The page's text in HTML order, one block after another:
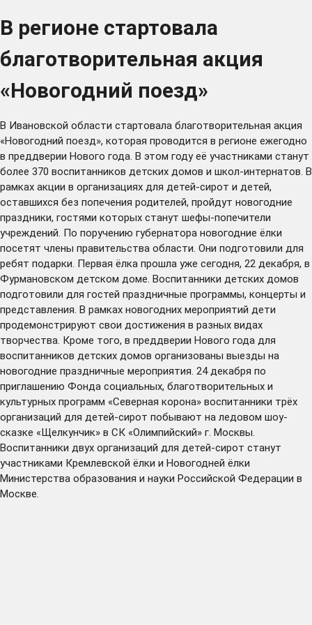
В регионе стартовала
благотворительная акция
«Новогодний поезд»
В Ивановской области стартовала благотворительная акция
«Новогодний поезд», которая проводится в регионе ежегодно
в преддверии Нового года. В этом году её участниками станут
более 370 воспитанников детских домов и школ-интернатов. В
рамках акции в организациях для детей-сирот и детей,
оставшихся без попечения родителей, пройдут новогодние
праздники, гостями которых станут шефы-попечители
учреждений. По поручению губернатора новогодние ёлки
посетят члены правительства области. Они подготовили для
ребят подарки. Первая ёлка прошла уже сегодня, 22 декабря, в
Фурмановском детском доме. Воспитанники детских домов
подготовили для гостей праздничные программы, концерты и
представления. В рамках новогодних мероприятий дети
продемонстрируют свои достижения в разных видах
творчества. Кроме того, в преддверии Нового года для
воспитанников детских домов организованы выезды на
новогодние праздничные мероприятия. 24 декабря по
приглашению Фонда социальных, благотворительных и
культурных программ «Северная корона» воспитанники трёх
организаций для детей-сирот побывают на ледовом шоу-
сказке «Щелкунчик» в СК «Олимпийский» г. Москвы.
Воспитанники двух организаций для детей-сирот станут
участниками Кремлевской ёлки и Новогодней ёлки
Министерства образования и науки Российской Федерации в
Москве.